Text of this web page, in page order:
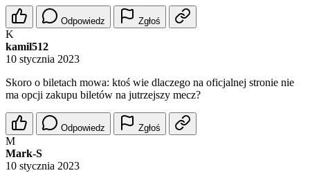
Odpowiedz Zgłoś
K
kamil512
10 stycznia 2023
Skoro o biletach mowa: ktoś wie dlaczego na oficjalnej stronie nie
ma opcji zakupu biletów na jutrzejszy mecz?
Odpowiedz Zgłoś
M
Mark-S
10 stycznia 2023